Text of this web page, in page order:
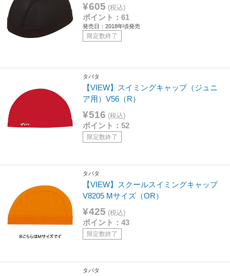
¥605 (税込)
ポイント：61
発売日：2018年頃発売
限定数終了
タバタ
【VIEW】スイミングキャップ（ジュニ
ア用）V56（R）
¥516 (税込)
ポイント：52
限定数終了
タバタ
【VIEW】スクールスイミングキャップ
V8205 Mサイズ（OR）
¥425 (税込)
ポイント：43
限定数終了
タバタ